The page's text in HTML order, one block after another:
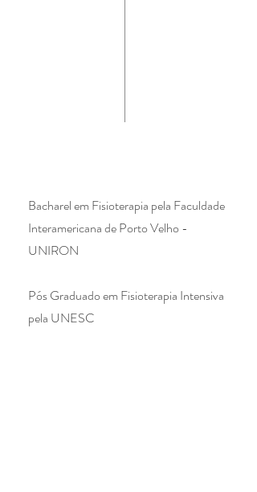
Bacharel em Fisioterapia pela Faculdade
Interamericana de Porto Velho -
UNIRON
Pós Graduado em Fisioterapia Intensiva
pela UNESC